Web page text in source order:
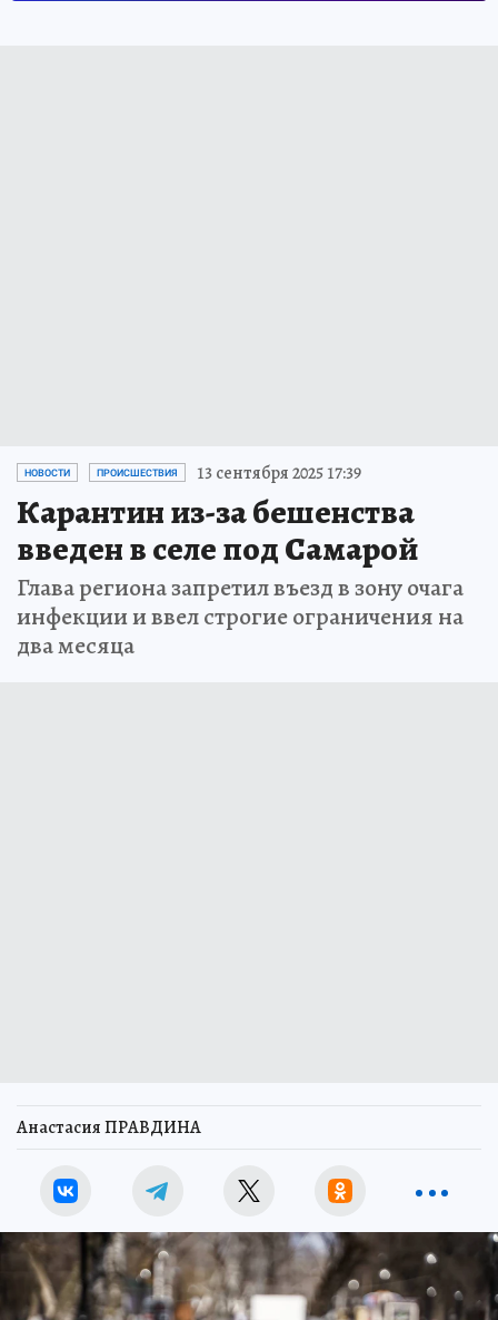
НОВОСТИ ПРОИСШЕСТВИЯ 13 сентября 2025 17:39
Карантин из-за бешенства
введен в селе под Самарой
Глава региона запретил въезд в зону очага
инфекции и ввел строгие ограничения на
два месяца
Анастасия ПРАВДИНА